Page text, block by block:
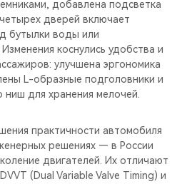
добавлена подсветка
дверей включает
бутылки воды или
коснулись удобства и
улучшена эргономика
L-образные подголовники и
ниш для хранения мелочей.
практичности автомобиля
решениях — в России
двигателей. Их отличают
(Dual Variable Valve Timing) и